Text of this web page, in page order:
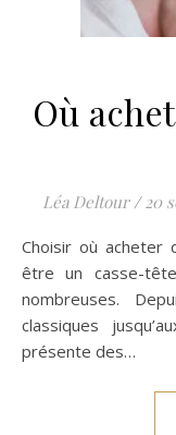
Où
Léa Deltour / 20
Choisir où acheter des lunettes en France peut sembler
être un casse-
nombreuses.
classiques
présente des…